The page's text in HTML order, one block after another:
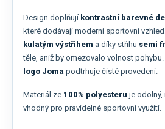
Design doplňují kontrastní barevné
které dodávají moderní sportovní
kulatým výstřihem a díky střihu semi
těle, aniž by omezovalo volnost pohybu.
logo Joma podtrhuje čisté provedení.
Materiál ze 100% polyesteru je odolný,
vhodný pro pravidelné sportovní využití.